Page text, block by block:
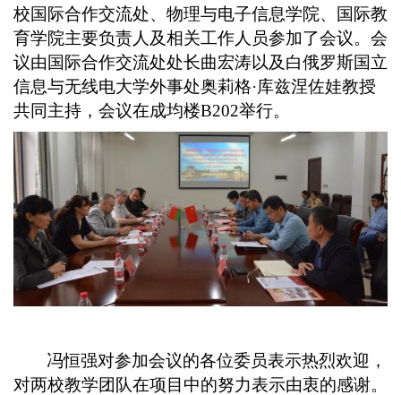
校国际合作交流处、物理与电子信息学院、国际教
育学院主要负责人及相关工作人员参加了会议。会
议由国际合作交流处处长曲宏涛以及白俄罗斯国立
信息与无线电大学外事处奥莉格·库兹涅佐娃教授
共同主持，会议在成均楼B202举行。
冯恒强对参加会议的各位委员表示热烈欢迎，
对两校教学团队在项目中的努力表示由衷的感谢。